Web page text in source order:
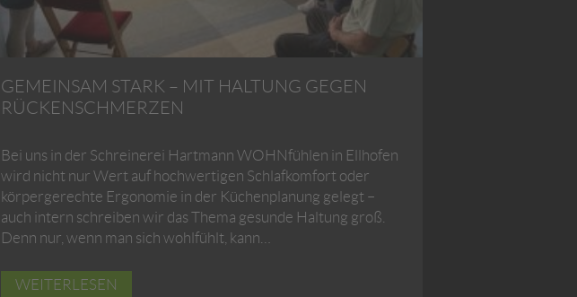
GEMEINSAM STARK – MIT HALTUNG GEGEN
RÜCKENSCHMERZEN
Bei uns in der Schreinerei Hartmann WOHNfühlen in Ellhofen
wird nicht nur Wert auf hochwertigen Schlafkomfort oder
körpergerechte Ergonomie in der Küchenplanung gelegt –
auch intern schreiben wir das Thema gesunde Haltung groß.
Denn nur, wenn man sich wohlfühlt, kann…
WEITERLESEN